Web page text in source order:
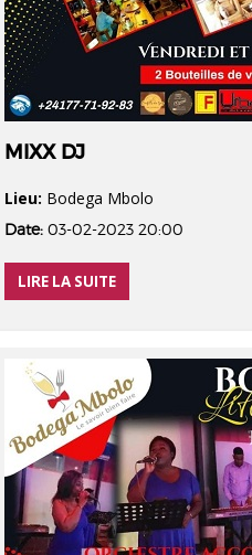
MIXX DJ
Lieu: Bodega Mbolo
Date: 03-02-2023 20:00
LIRE LA SUITE